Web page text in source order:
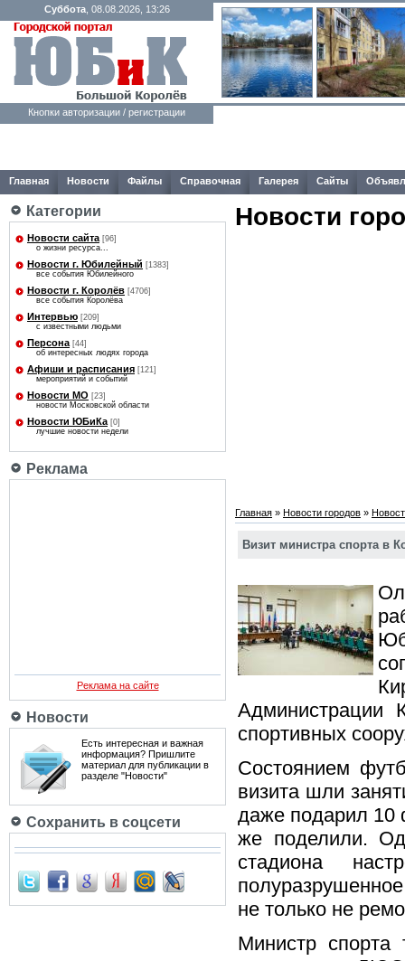
Суббота, 08.08.2026, 13:26
Кнопки авторизации / регистрации
Главная Новости Файлы Справочная Галерея Сайты
Категории
Новости сайта [96]
о жизни ресурса...
Новости г. Юбилейный [1383]
все события Юбилейного
Новости г. Королёв [4706]
все события Королёва
Интервью [209]
с известными людьми
Персона [44]
об интересных людях города
Афиши и расписания [121]
мероприятий и событий
Новости МО [23]
новости Московской области
Новости ЮБиКа [0]
лучшие новости недели
Реклама
Реклама на сайте
Новости
Есть интересная и важная
информация? Пришлите
материал для публикации в
разделе "Новости"
Сохранить в соцсети
Новости
Главная » Новости городов »
Визит министра спорта в
Администрации
спортивных
Состоянием
визита шли
даже подарил 10
же поделили.
стадиона
не только не
Министр спорта